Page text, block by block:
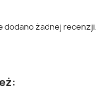
dodano żadnej recenzji.